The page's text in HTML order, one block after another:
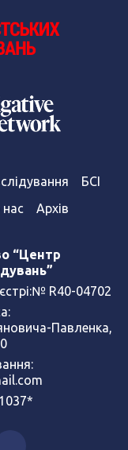
БСІ
Архів
“Центр
R40-04702
Павленка,